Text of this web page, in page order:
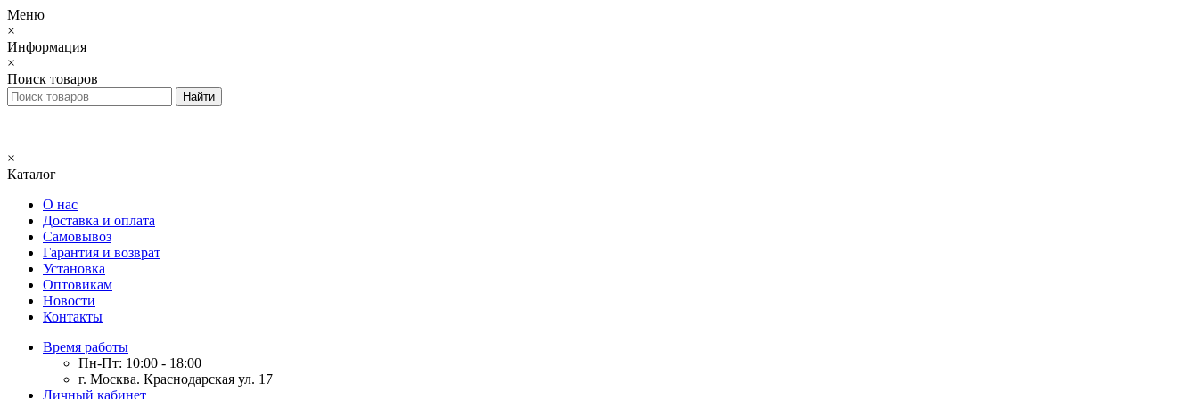
Меню
×
Информация
×
Поиск товаров
×
Каталог
О нас
Доставка и оплата
Самовывоз
Гарантия и возврат
Установка
Оптовикам
Новости
Контакты
Время работы
Пн-Пт: 10:00 - 18:00
г. Москва. Краснодарская ул. 17
Личный кабинет